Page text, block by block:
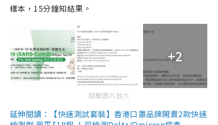
樣本，15分鐘知結果。
+2
點擊圖片放大
延伸閱讀：【快速測試套裝】香港口罩品牌開賣2款快速